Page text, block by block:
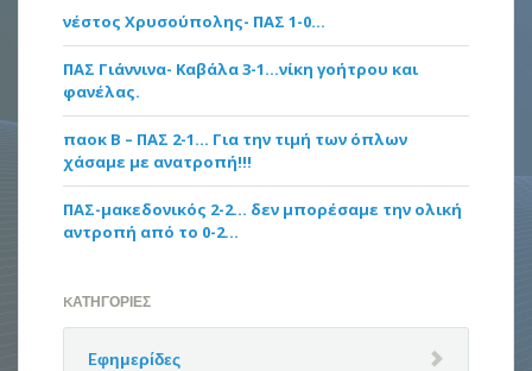
νέστος Χρυσούπολης- ΠΑΣ 1-0…
ΠΑΣ Γιάννινα- Καβάλα 3-1…νίκη γοήτρου και
φανέλας.
παοκ Β – ΠΑΣ 2-1… Για την τιμή των όπλων
χάσαμε με ανατροπή!!!
ΠΑΣ-μακεδονικός 2-2… δεν μπορέσαμε την ολική
αντροπή από το 0-2…
KΑΤΗΓΟΡΊΕΣ
Eφημερίδες